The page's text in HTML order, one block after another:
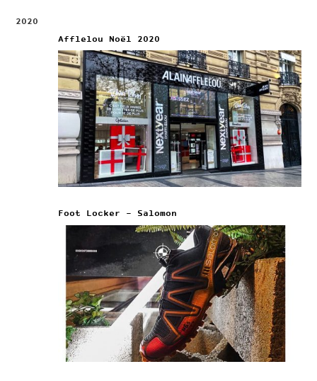
2020
Afflelou Noël 2020
Foot Locker – Salomon